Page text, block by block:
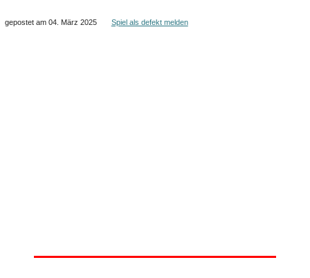
gepostet am 04. März 2025 Spiel als defekt melden